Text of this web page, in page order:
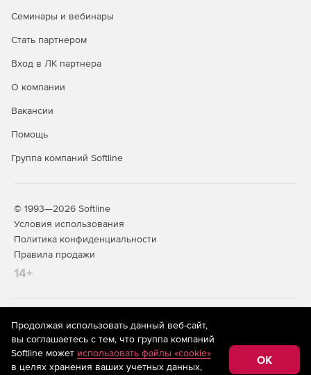
Семинары и вебинары
Стать партнером
Вход в ЛК партнера
О компании
Вакансии
Помощь
Группа компаний Softline
© 1993—2026 Softline
Условия использования
Политика конфиденциальности
Правила продажи
14+
На информационном ресурсе store.softline.ru применяются
рекомендательные технологии
(информационные технологии
предоставления информации на основе сбора,
систематизации и анализа сведений, относящихся к
предпочтениям пользователей сети «Интернет»,
Продолжая использовать данный веб-сайт,
вы соглашаетесь с тем, что группа компаний
Softline может использовать файлы «cookie»
в целях хранения ваших учетных данных,
OK